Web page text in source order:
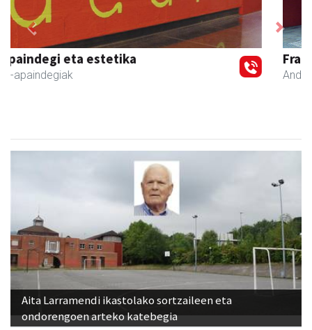
Francisco Mendikute
Andoain - Harategiak
Previous Next
Aita Larramendi ikastolako sortzaileen eta
ondorengoen arteko katebegia